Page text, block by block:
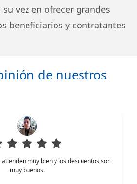
vez en ofrecer grandes
beneficiarios y contratantes
de nuestros
muy bien y los descuentos son
muy buenos.